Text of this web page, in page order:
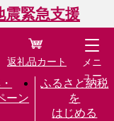
震緊急支援
ーン
ふるさと納税
を
はじめる
返礼品カート
メニ
ュー